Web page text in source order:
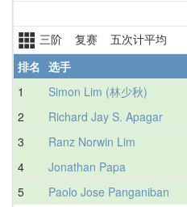
三阶 复赛 五次计平均
排名 选手
1
Simon Lim (林少秋)
2
Richard Jay S. Apagar
3
Ranz Norwin Lim
4
Jonathan Papa
5
Paolo Jose Panganiban